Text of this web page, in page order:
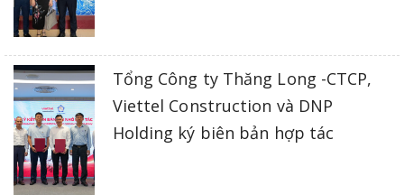
Tổng Công ty Thăng Long -CTCP,
Viettel Construction và DNP
Holding ký biên bản hợp tác